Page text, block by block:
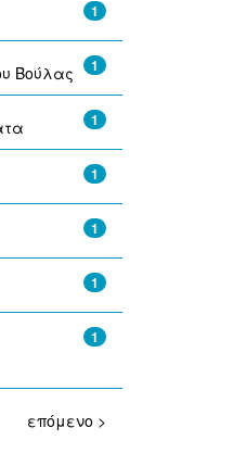
1
1
Βούλας
1
1
1
1
1
επόμενο >